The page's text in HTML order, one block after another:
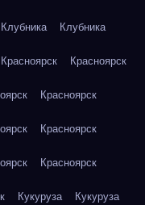
Клубника Клубника
Красноярск Красноярск
Красноярск
Красноярск
Красноярск
Кукуруза Кукуруза